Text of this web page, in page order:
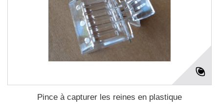
Pince à capturer les reines en plastique